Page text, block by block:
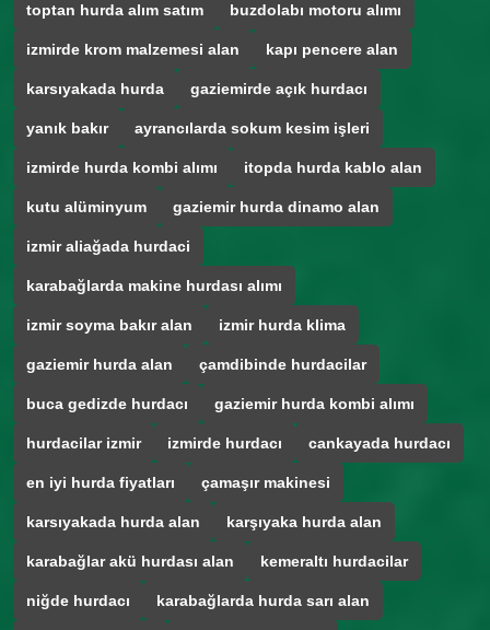
toptan hurda alım satım buzdolabı motoru alımı
izmirde krom malzemesi alan kapı pencere alan
karsıyakada hurda gaziemirde açık hurdacı
yanık bakır ayrancılarda sokum kesim işleri
izmirde hurda kombi alımı itopda hurda kablo alan
kutu alüminyum gaziemir hurda dinamo alan
izmir aliağada hurdaci
karabağlarda makine hurdası alımı
izmir soyma bakır alan izmir hurda klima
gaziemir hurda alan çamdibinde hurdacilar
buca gedizde hurdacı gaziemir hurda kombi alımı
hurdacilar izmir izmirde hurdacı cankayada hurdacı
en iyi hurda fiyatları çamaşır makinesi
karsıyakada hurda alan karşıyaka hurda alan
karabağlar akü hurdası alan kemeraltı hurdacilar
niğde hurdacı karabağlarda hurda sarı alan